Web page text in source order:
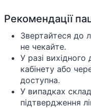
Рекомендації
Звертайтеся до
не чекайте.
У разі
кабінету або
доступна.
У випадках
підтвердження